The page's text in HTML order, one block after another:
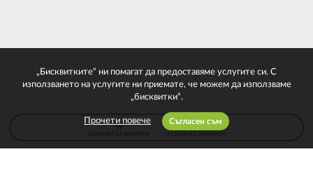
„Бисквитките“ ни помагат да предоставяме услугите си. С
използването на услугите ни приемате, че можем да използваме
„бисквитки“.
Прочети повече Съгласен съм